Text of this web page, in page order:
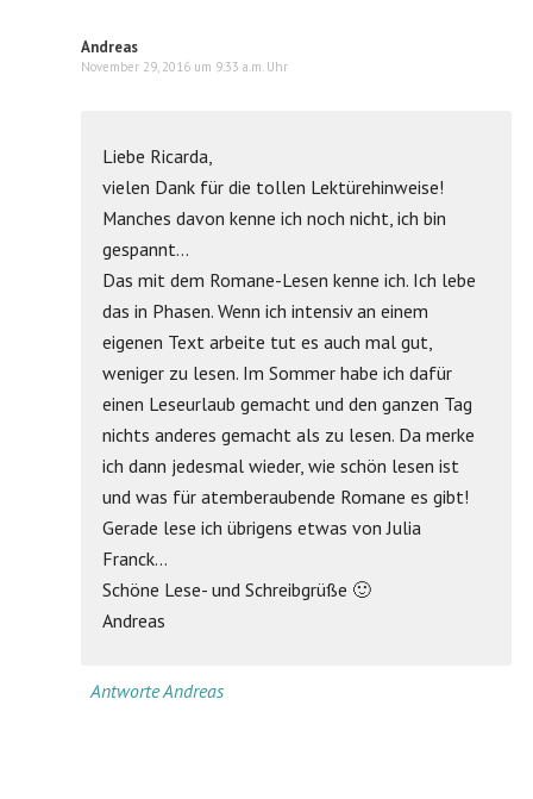
Andreas
November 29, 2016 um 9:33 a.m. Uhr
Liebe Ricarda,
vielen Dank für die tollen Lektürehinweise!
Manches davon kenne ich noch nicht, ich bin
gespannt…
Das mit dem Romane-Lesen kenne ich. Ich lebe
das in Phasen. Wenn ich intensiv an einem
eigenen Text arbeite tut es auch mal gut,
weniger zu lesen. Im Sommer habe ich dafür
einen Leseurlaub gemacht und den ganzen Tag
nichts anderes gemacht als zu lesen. Da merke
ich dann jedesmal wieder, wie schön lesen ist
und was für atemberaubende Romane es gibt!
Gerade lese ich übrigens etwas von Julia
Franck…
Schöne Lese- und Schreibgrüße 🙂
Andreas
Antworte Andreas